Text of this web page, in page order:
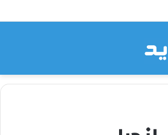
قيمة مضافة تعزز نجاح المشروعات